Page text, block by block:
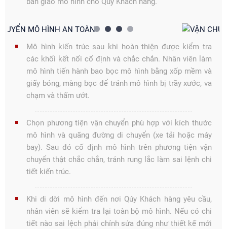
Mô hình kiến trúc sau khi hoàn thiện được kiểm tra
các khối kết nối cố định và chắc chắn. Nhân viên làm
mô hình tiến hành bao bọc mô hình bằng xốp mềm và
giấy bóng, màng bọc để tránh mô hình bị trầy xước, va
chạm và thấm ướt.
Chọn phương tiện vận chuyển phù hợp với kích thước
mô hình và quãng đường di chuyển (xe tải hoặc máy
bay). Sau đó cố định mô hình trên phương tiện vận
chuyển thật chắc chắn, tránh rung lắc làm sai lệnh chi
tiết kiến trúc.
Khi di dời mô hình đến nơi Qúy Khách hàng yêu cầu,
nhân viên sẽ kiểm tra lại toàn bộ mô hình. Nếu có chi
tiết nào sai lệch phải chỉnh sửa đúng như thiết kế mới